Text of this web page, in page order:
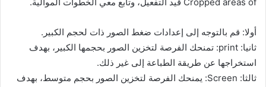
أولا: قم بالتوجه إلى إعدادات ضغط الصور ذات لحجم الكبير.
ثانيا: print: تمنحك الفرصة لتخزين الصور بحجمها الكبير، بهدف
استخراجها عن طريقة الطباعة إلى غير ذلك.
ثالثا: Screen: يمنحك الفرصة لتخزين الصور بحجم متوسط، بهدف